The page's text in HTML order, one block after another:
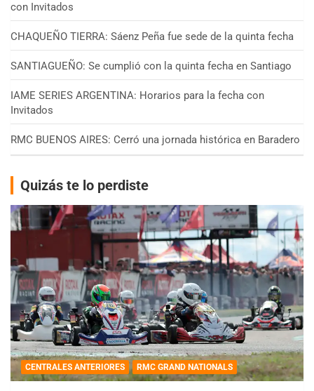
con Invitados
CHAQUEÑO TIERRA: Sáenz Peña fue sede de la quinta fecha
SANTIAGUEÑO: Se cumplió con la quinta fecha en Santiago
IAME SERIES ARGENTINA: Horarios para la fecha con
Invitados
RMC BUENOS AIRES: Cerró una jornada histórica en Baradero
Quizás te lo perdiste
CENTRALES ANTERIORES RMC GRAND NATIONALS